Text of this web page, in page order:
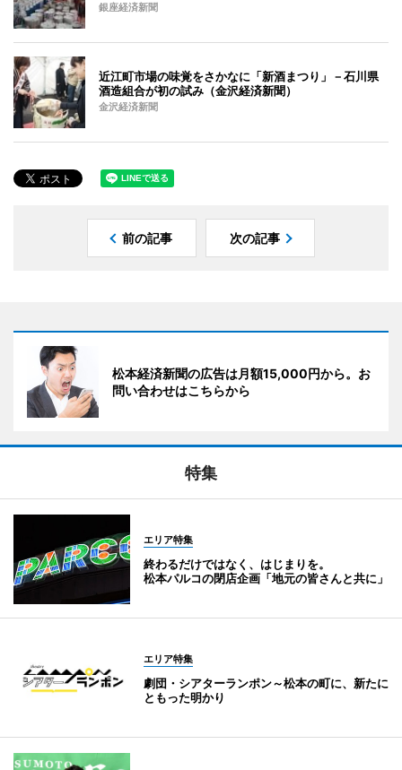
銀座経済新聞
近江町市場の味覚をさかなに「新酒まつり」－石川県
酒造組合が初の試み（金沢経済新聞）
金沢経済新聞
前の記事 次の記事
松本経済新聞の広告は月額15,000円から。お
問い合わせはこちらから
特集
エリア特集
終わるだけではなく、はじまりを。
松本パルコの閉店企画「地元の皆さんと共に」
エリア特集
劇団・シアターランポン～松本の町に、新たに
ともった明かり